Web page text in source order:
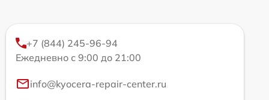
+7 (844) 245-96-94
Ежедневно с 9:00 до 21:00
info@kyocera-repair-center.ru